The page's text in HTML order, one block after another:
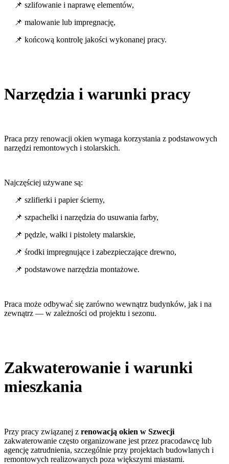
📌 szlifowanie i naprawę elementów,
📌 malowanie lub impregnację,
📌 końcową kontrolę jakości wykonanej pracy.
Narzędzia i warunki pracy
Praca przy renowacji okien wymaga korzystania z podstawowych
narzędzi remontowych i stolarskich.
Najczęściej używane są:
📌 szlifierki i papier ścierny,
📌 szpachelki i narzędzia do usuwania farby,
📌 pędzle, wałki i pistolety malarskie,
📌 środki impregnujące i zabezpieczające drewno,
📌 podstawowe narzędzia montażowe.
Praca może odbywać się zarówno wewnątrz budynków, jak i na
zewnątrz — w zależności od projektu i sezonu.
Zakwaterowanie i warunki
mieszkania
Przy pracy związanej z renowacją okien w Szwecji
zakwaterowanie często organizowane jest przez pracodawcę lub
agencję zatrudnienia, szczególnie przy projektach budowlanych i
remontowych realizowanych poza większymi miastami.